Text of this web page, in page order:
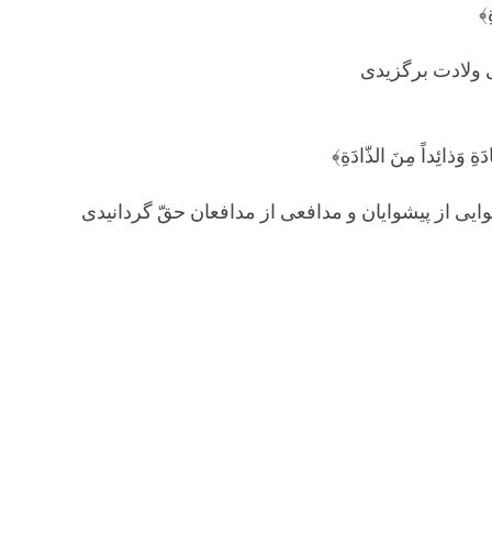
برگزیدی
وَذائِداً مِنَ الذّادَةِ﴾
از پیشوایان و مدافعی از مدافعان حقّ گردانیدی